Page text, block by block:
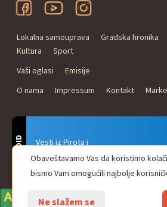
Lokalna samouprava Gradska hronika
Kultura
Sport
Vaši oglasi
Emisije
O nama
Impressum Kontakt
Vesti iz Pirota i
Naxi Plus Radio
Uvek u Vašem džepu!
ANDROID Obaveštavamo Vas da koristimo
bismo Vam omogućili najbolje
Ne slažem se